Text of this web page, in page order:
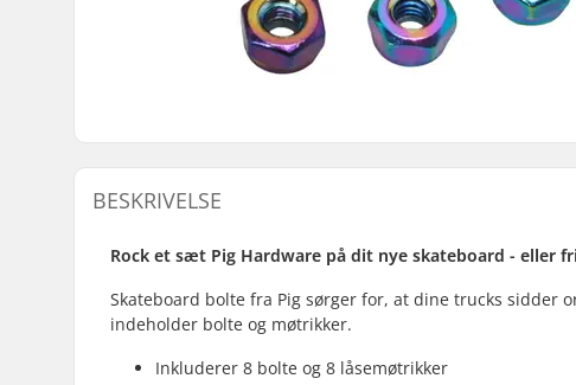
BESKRIVELSE
Rock et sæt Pig Hardware på dit nye skateboard - eller
Skateboard bolte fra Pig sørger for, at dine trucks sidder
indeholder bolte og møtrikker.
Inkluderer 8 bolte og 8 låsemøtrikker